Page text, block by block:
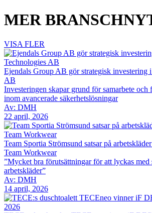
MER
VISA FLER
Ejendals Group AB gör strategisk investering
AB
Investeringen skapar grund för samarbete
inom avancerade säkerhetslösningar
Av: DMH
22 april, 2026
Team Sportia Strömsund satsar på
Team Workwear
”Mycket bra förutsättningar för att lyckas med
arbetskläder”
Av: DMH
14 april, 2026